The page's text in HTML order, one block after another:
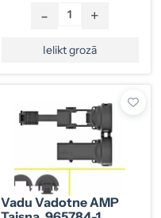
- +
Ielikt grozā
Vadu Vadotne AMP